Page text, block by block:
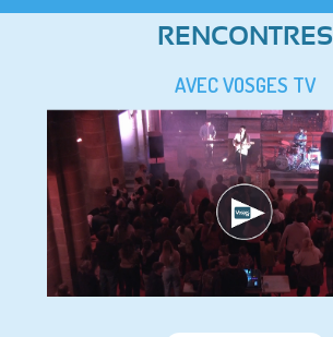
RENCONTRES
AVEC VOSGES TV